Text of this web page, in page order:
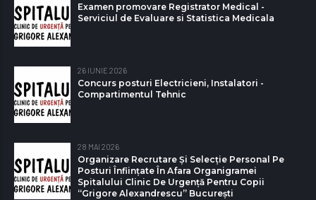
Examen promovare Registrator Medical -
Serviciul de Evaluare si Statistica Medicala
26 IUNIE 2026
Concurs posturi Electricieni, Instalatori -
Compartimentul Tehnic
28 MAI 2026
Organizare Recrutare Și Selecție Personal Pe
Posturi Înființate În Afara Organigramei
Spitalului Clinic De Urgență Pentru Copii
“Grigore Alexandrescu” Bucureşti